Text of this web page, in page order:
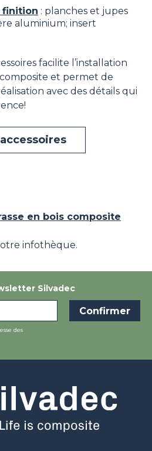
finition : planches et jupes
aluminium; insert
facilite l’installation
et permet de
avec des détails qui
en bois composite
infothèque.
Silvadec
des